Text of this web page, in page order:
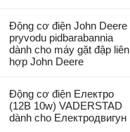
Động cơ điện John Deere
pryvodu pidbarabannia
dành cho máy gặt đập liên
hợp John Deere
Động cơ điện Електро
(12B 10w) VADERSTAD
dành cho Електродвигун